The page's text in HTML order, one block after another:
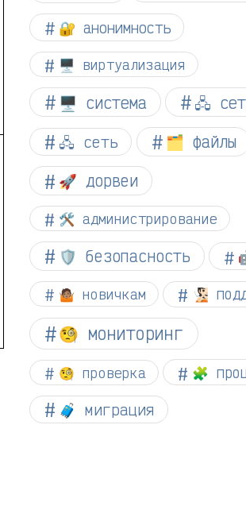
🔐 анонимность
🖥️ виртуализация
🖥️ система 🖧
🖧 сеть 🗂️ файлы
🚀 дорвеи
🛠️ администрирование
🛡️ безопасность
🤷🏽 новичкам 🧏🏻
🧐 мониторинг
🧐 проверка 🧩
🧳 миграция